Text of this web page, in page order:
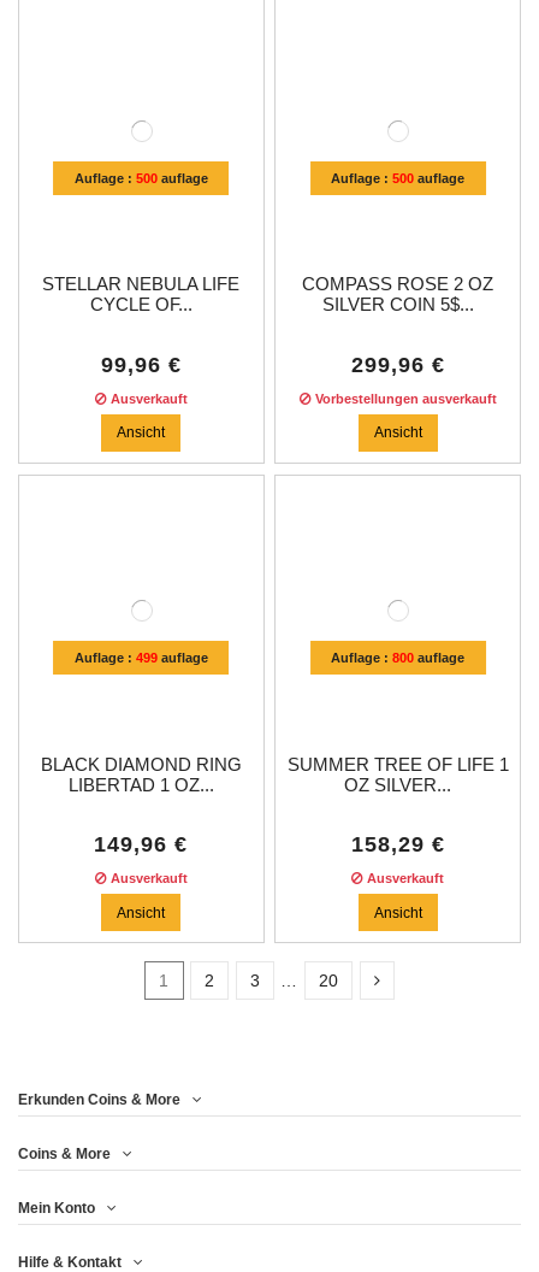
Auflage : 500auflage
STELLAR NEBULA LIFE
CYCLE OF...
99,96 €
Ausverkauft
Ansicht
Auflage :500 auflage
COMPASS ROSE 2 OZ
SILVER COIN 5$...
299,96 €
Vorbestellungen ausverkauft
Ansicht
Auflage : 499auflage
BLACK DIAMOND RING
LIBERTAD 1 OZ...
149,96 €
Ausverkauft
Ansicht
Auflage :800 auflage
SUMMER TREE OF LIFE 1
OZ SILVER...
158,29 €
Ausverkauft
Ansicht
1 2 3 20
In stock 16
Price
Jahr
Erkunden Coins & More
Coins & More
Mein Konto
Hilfe & Kontakt